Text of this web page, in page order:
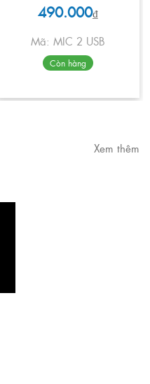
490.000₫
Mã: MIC 2 USB
Còn hàng
Xem thêm